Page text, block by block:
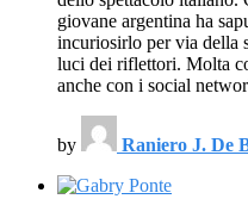
giovane argentina ha
incuriosirlo per via della
luci dei riflettori. Molta
anche con i social
by Raniero J. De